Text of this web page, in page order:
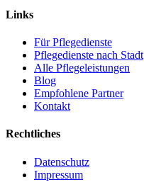
Links
Für Pflegedienste
Pflegedienste nach Stadt
Alle Pflegeleistungen
Blog
Empfohlene Partner
Kontakt
Rechtliches
Datenschutz
Impressum